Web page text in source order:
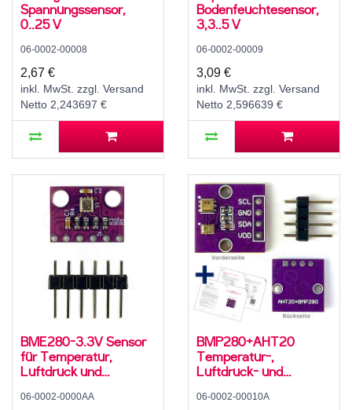
Spannungssensor,
0..25 V
06-0002-00008
2,67 €
inkl. MwSt. zzgl. Versand
Netto 2,243697 €
Bodenfeuchtesensor,
3,3..5 V
06-0002-00009
3,09 €
inkl. MwSt. zzgl. Versand
Netto 2,596639 €
BME280-3.3V Sensor
für Temperatur,
Luftdruck und
SPI
06-0002-0000AA
BMP280+AHT20
Temperatur-,
Luftdruck- und
2,8..5 V, I2C
06-0002-00010A